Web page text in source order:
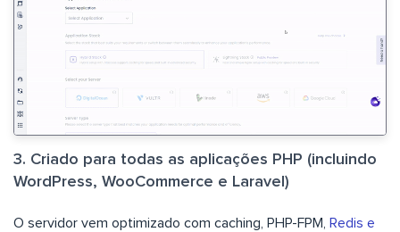
3. Criado para todas as aplicações PHP (incluindo
WordPress, WooCommerce e Laravel)
O servidor vem optimizado com caching, PHP-FPM,
Redis e